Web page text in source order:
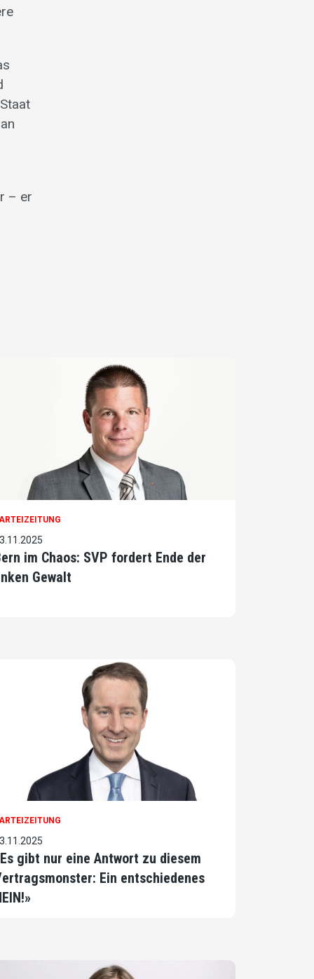
– er
im Chaos: SVP fordert Ende der
Gewalt
gibt nur eine Antwort zu diesem
Ein entschiedenes